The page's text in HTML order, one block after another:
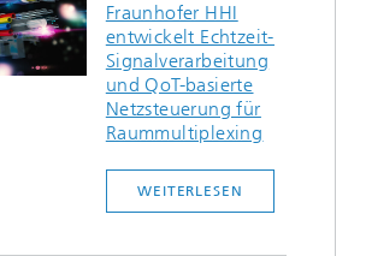
Fraunhofer HHI
entwickelt Echtzeit-
Signalverarbeitung
und QoT-basierte
Netzsteuerung für
Raummultiplexing
WEITERLESEN